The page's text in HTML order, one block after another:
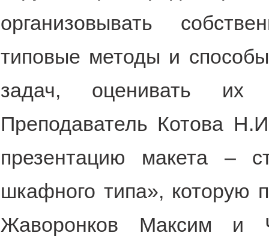
организовывать
типовые методы и
задач, оценивать их
Преподаватель Котова
презентацию макета –
шкафного типа», которую
Жаворонков Максим и